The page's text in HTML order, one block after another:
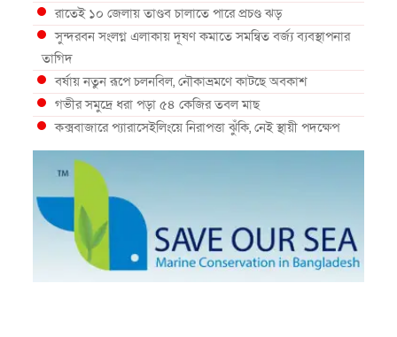
রাতেই ১০ জেলায় তাণ্ডব চালাতে পারে প্রচণ্ড ঝড়
সুন্দরবন সংলগ্ন এলাকায় দূষণ কমাতে সমন্বিত বর্জ্য ব্যবস্থাপনার
তাগিদ
বর্ষায় নতুন রূপে চলনবিল, নৌকাভ্রমণে কাটছে অবকাশ
গভীর সমুদ্রে ধরা পড়া ৫৪ কেজির তবল মাছ
কক্সবাজারে প্যারাসেইলিংয়ে নিরাপত্তা ঝুঁকি, নেই স্থায়ী পদক্ষেপ
১৩ জেলায় ঝোড়ো হাওয়া-বজ্রবৃষ্টির শঙ্কা, নদীবন্দরে ১ নম্বর
সতর্কসংকেত
দেশের ৫ জেলায় বন্যার শঙ্কা